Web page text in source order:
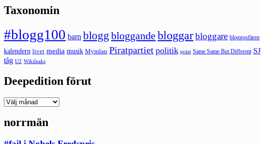
Taxonomin
#blogg100 barn blogg bloggande bloggarbloggare bloggosfären
kalendern livet media musik Mymlan Piratpartiet politik präst Same Same But Different SJ
tåg U2 Wikileaks
Deepedition förut
Deepedition
norrmän